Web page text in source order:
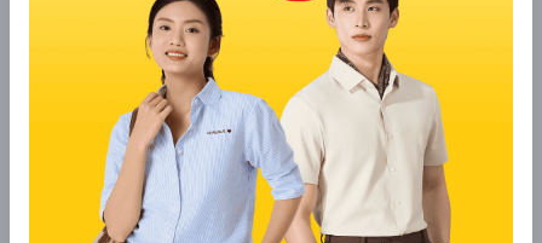
Mang hình ảnh đến cửa hàng YODY Liên Chiểu
14/01 - 18/01
để nhân viên xác nhận và trao quà MIỄN
4. Thời Gian & Địa Điểm
Kèo thơm không đợi người chậm chân! Số lượng quà có hạn và
đang vơi đi rất nhanh. Hãy ghé ngay:
⏰ Thời gian: Từ Thứ 4 (14/01) đến hết Chủ Nhật
(18/01/2026).